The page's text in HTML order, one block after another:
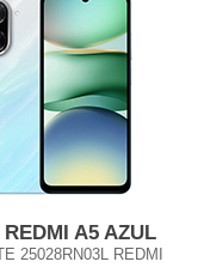
A5 AZUL
25028RN03L REDMI